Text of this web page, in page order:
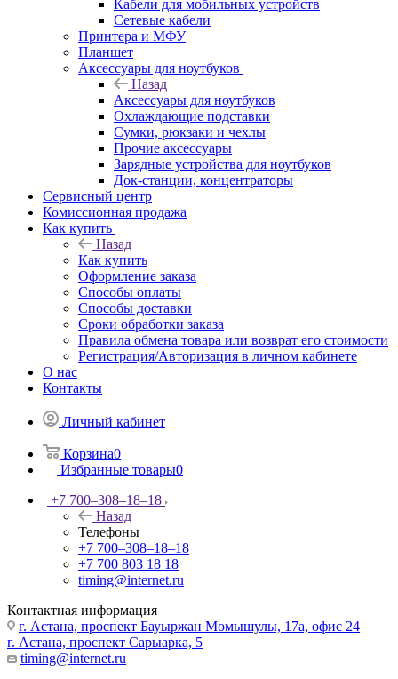
Кабели для мобильных устройств
Сетевые кабели
Принтера и МФУ
Планшет
Аксессуары для ноутбуков
Назад
Аксессуары для ноутбуков
Охлаждающие подставки
Сумки, рюкзаки и чехлы
Прочие аксессуары
Зарядные устройства для ноутбуков
Док-станции, концентраторы
Сервисный центр
Комиссионная продажа
Как купить
Назад
Как купить
Оформление заказа
Способы оплаты
Способы доставки
Сроки обработки заказа
Правила обмена товара или возврат его стоимости
Регистрация/Авторизация в личном кабинете
О нас
Контакты
Личный кабинет
Корзина0
Избранные товары0
+7 700‒308‒18‒18
Назад
Телефоны
+7 700‒308‒18‒18
+7 700 803 18 18
timing@internet.ru
Контактная информация
г. Астана, проспект Бауыржан Момышулы, 17а, офис 24
г. Астана, проспект Сарыарка, 5
timing@internet.ru